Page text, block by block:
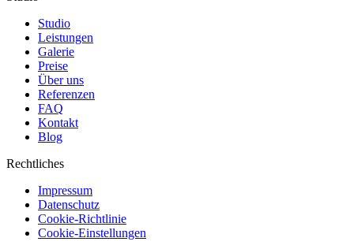
Studio
Leistungen
Galerie
Preise
Über uns
Referenzen
FAQ
Kontakt
Blog
Rechtliches
Impressum
Datenschutz
Cookie-Richtlinie
Cookie-Einstellungen